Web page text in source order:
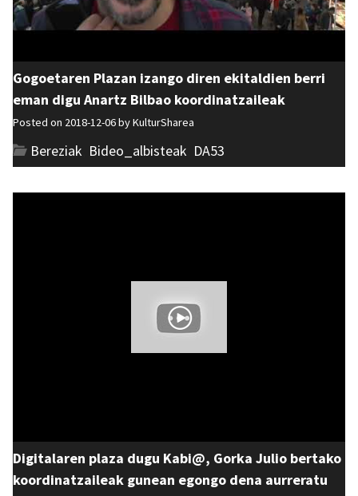
Gogoetaren Plazan izango diren ekitaldien berri
eman digu Anartz Bilbao koordinatzaileak
Posted on 2018-12-06 byKulturSharea
Bereziak Bideo_albisteak DA53
Digitalaren plaza dugu Kabi@, Gorka Julio bertako
koordinatzaileak gunean egongo dena aurreratu